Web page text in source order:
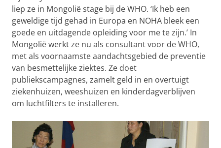
liep ze in Mongolië stage bij de WHO. ‘Ik heb een
geweldige tijd gehad in Europa en NOHA bleek een
goede en uitdagende opleiding voor me te zijn.’ In
Mongolië werkt ze nu als consultant voor de WHO,
met als voornaamste aandachtsgebied de preventie
van besmettelijke ziektes. Ze doet
publiekscampagnes, zamelt geld in en overtuigt
ziekenhuizen, weeshuizen en kinderdagverblijven
om luchtfilters te installeren.